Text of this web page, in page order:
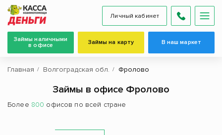
Личный кабинет
Займы наличными
в офисе
Займы на карту В наш маркет
Главная Волгоградская обл. Фролово
Займы в офисе Фролово
Более 800 офисов по всей стране